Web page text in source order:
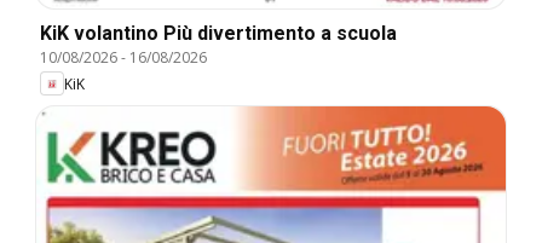
KiK volantino Più divertimento a scuola
10/08/2026- 16/08/2026
KiK